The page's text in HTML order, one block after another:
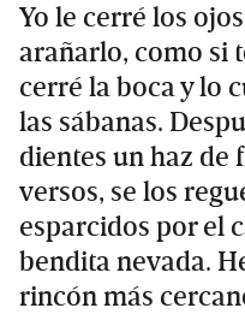
Yo le cerré los
arañarlo, como si
cerré la boca y lo
las sábanas.
dientes un haz de
versos, se los
esparcidos por el
bendita nevada.
rincón más